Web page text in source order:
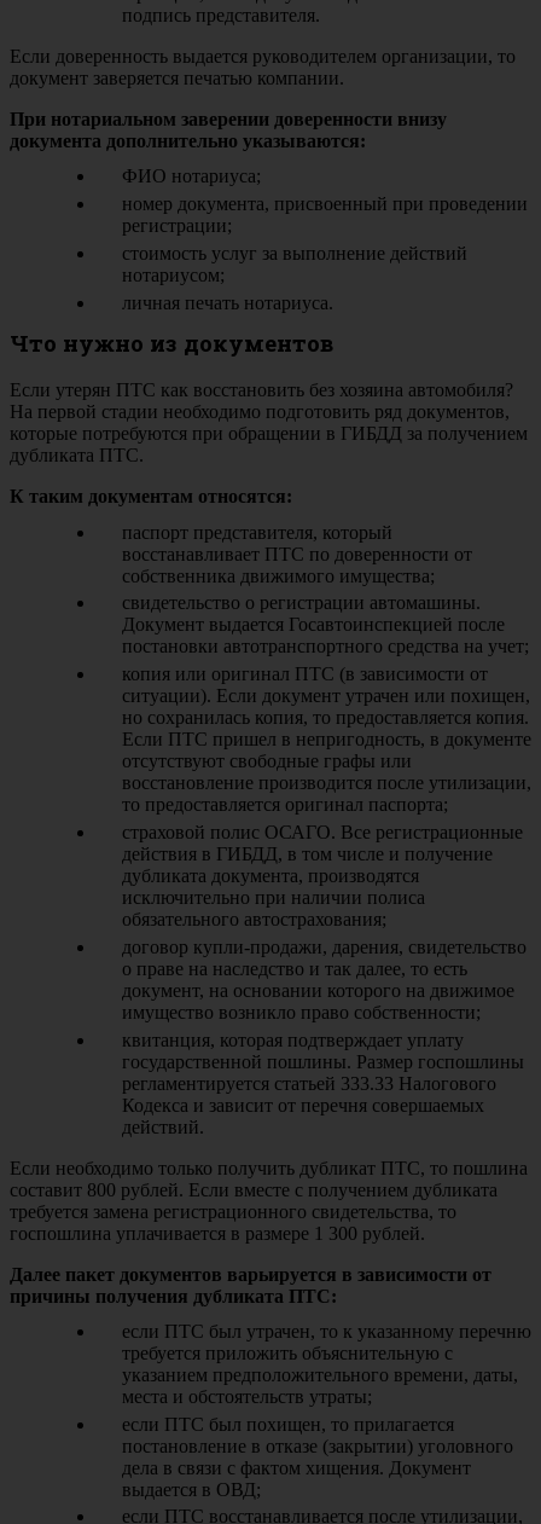
подпись представителя.
Если доверенность выдается руководителем организации, то
документ заверяется печатью компании.
При нотариальном заверении доверенности внизу
документа дополнительно указываются:
ФИО нотариуса;
номер документа, присвоенный при проведении
регистрации;
стоимость услуг за выполнение действий
нотариусом;
личная печать нотариуса.
Что нужно из документов
Если утерян ПТС как восстановить без хозяина автомобиля?
На первой стадии необходимо подготовить ряд документов,
которые потребуются при обращении в ГИБДД за получением
дубликата ПТС.
К таким документам относятся:
паспорт представителя, который
восстанавливает ПТС по доверенности от
собственника движимого имущества;
свидетельство о регистрации автомашины.
Документ выдается Госавтоинспекцией после
постановки автотранспортного средства на учет;
копия или оригинал ПТС (в зависимости от
ситуации). Если документ утрачен или похищен,
но сохранилась копия, то предоставляется копия.
Если ПТС пришел в непригодность, в документе
отсутствуют свободные графы или
восстановление производится после утилизации,
то предоставляется оригинал паспорта;
страховой полис ОСАГО. Все регистрационные
действия в ГИБДД, в том числе и получение
дубликата документа, производятся
исключительно при наличии полиса
обязательного автострахования;
договор купли-продажи, дарения, свидетельство
о праве на наследство и так далее, то есть
документ, на основании которого на движимое
имущество возникло право собственности;
квитанция, которая подтверждает уплату
государственной пошлины. Размер госпошлины
регламентируется статьей 333.33 Налогового
Кодекса и зависит от перечня совершаемых
действий.
Если необходимо только получить дубликат ПТС, то пошлина
составит 800 рублей. Если вместе с получением дубликата
требуется замена регистрационного свидетельства, то
госпошлина уплачивается в размере 1 300 рублей.
Далее пакет документов варьируется в зависимости от
причины получения дубликата ПТС:
если ПТС был утрачен, то к указанному перечню
требуется приложить объяснительную с
указанием предположительного времени, даты,
места и обстоятельств утраты;
если ПТС был похищен, то прилагается
постановление в отказе (закрытии) уголовного
дела в связи с фактом хищения. Документ
выдается в ОВД;
если ПТС восстанавливается после утилизации,